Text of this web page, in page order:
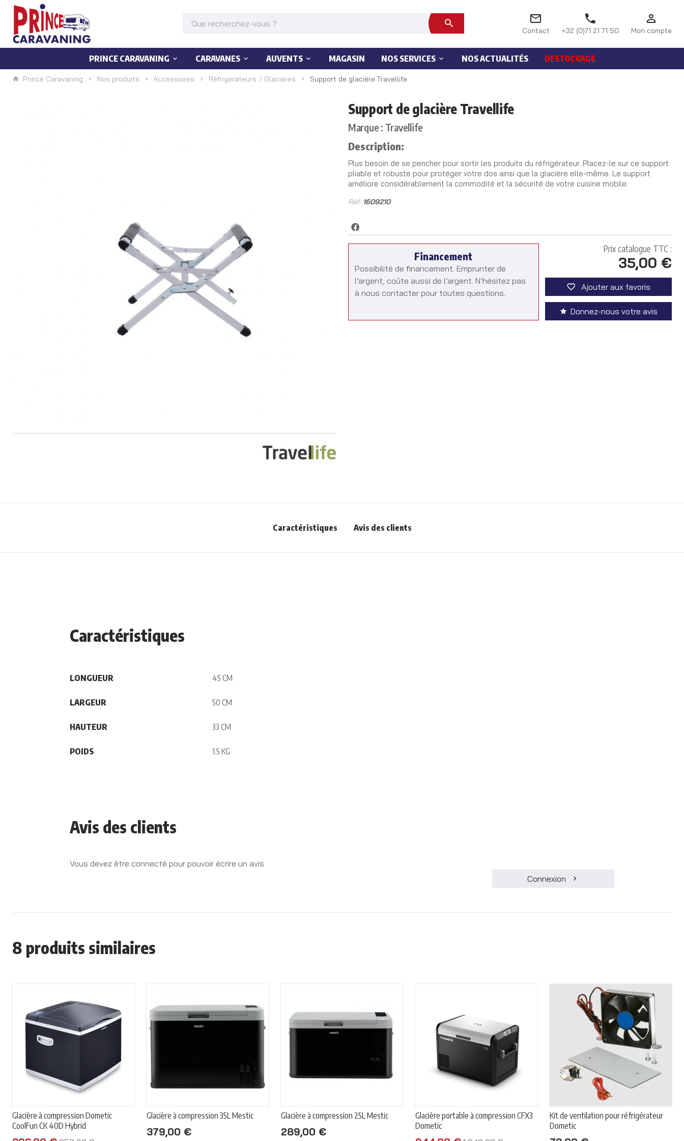
Contact +32 (0)71 21 71 50 Mon compte
PRINCE CARAVANING CARAVANES AUVENTS MAGASIN NOS SERVICES NOS ACTUALITÉS DESTOCKAGE
Prince Caravaning Nos produits Accessoires Réfrigérateurs / Glacières Support de glacière Travellife
Support de glacière Travellife
Marque : Travellife
Description:
Plus besoin de se pencher pour sortir les produits du réfrigérateur. Placez-le sur ce support
pliable et robuste pour protéger votre dos ainsi que la glacière elle-même. Le support
améliore considérablement la commodité et la sécurité de votre cuisine mobile.
Réf: 1609210
Prix catalogue TTC :
35,00 €
Ajouter aux favoris
Donnez-nous votre avis
Financement
Possibilité de financement. Emprunter de
l’argent, coûte aussi de l’argent. N’hésitez pas
à nous contacter pour toutes questions.
Caractéristiques Avis des clients
Caractéristiques
LONGUEUR 45 CM
LARGEUR 50 CM
HAUTEUR 33 CM
POIDS 1.5 KG
Avis des clients
Vous devez être connecté pour pouvoir écrire un avis
Connexion
8 produits similaires
Glacière à compression Dometic
CoolFun CK 40D Hybrid
Glacière à compression 35L Mestic
379,00 €
Glacière à compression 25L Mestic
289,00 €
Glacière portable à compression CFX3
Dometic
Kit de ventilation pour réfrigérateur
Dometic